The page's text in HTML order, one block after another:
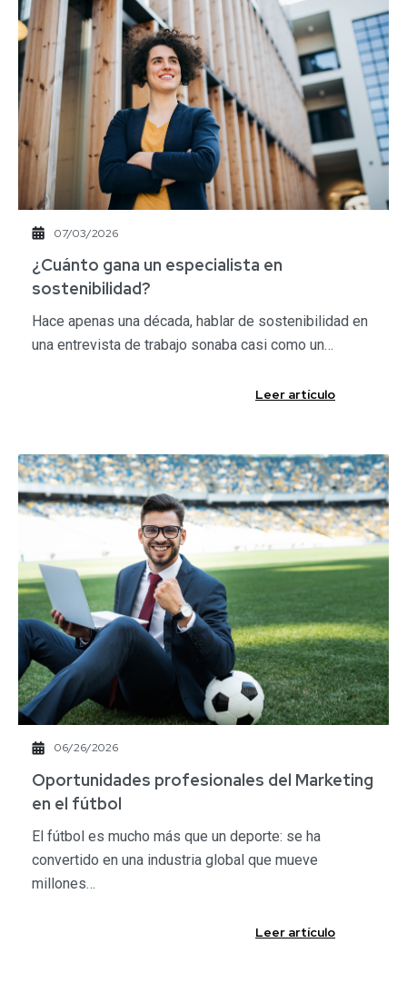
07/03/2026
​¿Cuánto gana un especialista en
sostenibilidad?​
Hace apenas una década, hablar de sostenibilidad en
una entrevista de trabajo sonaba casi como un…
Leer artículo
06/26/2026
​Oportunidades profesionales del Marketing
en el fútbol​
El fútbol es mucho más que un deporte: se ha
convertido en una industria global que mueve
millones…
Leer artículo